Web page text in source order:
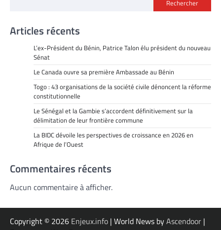
Rechercher
Articles récents
L’ex-Président du Bénin, Patrice Talon élu président du nouveau
Sénat
Le Canada ouvre sa première Ambassade au Bénin
Togo : 43 organisations de la société civile dénoncent la réforme
constitutionnelle
Le Sénégal et la Gambie s’accordent définitivement sur la
délimitation de leur frontière commune
La BIDC dévoile les perspectives de croissance en 2026 en
Afrique de l’Ouest
Commentaires récents
Aucun commentaire à afficher.
Copyright © 2026 Enjeux.info | World News byAscendoor |